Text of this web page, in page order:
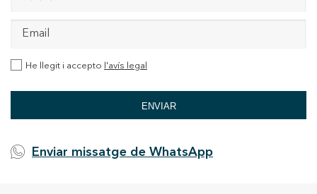
He llegit i accepto l'avís legal
ENVIAR
Enviar missatge de WhatsApp